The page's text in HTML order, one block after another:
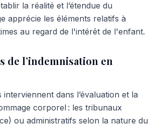
la réalité et l’étendue du
apprécie les éléments relatifs à
au regard de l'intérêt de l'enfant.
de l’indemnisation en
interviennent dans l’évaluation et la
corporel : les tribunaux
ou administratifs selon la nature du